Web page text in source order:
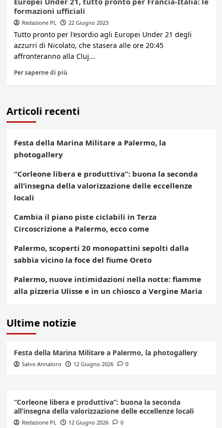
formazioni ufficiali
Redazione PL 22 Giugno 2023
Tutto pronto per l'esordio agli Europei Under 21 degli
azzurri di Nicolato, che stasera alle ore 20:45
affronteranno alla Cluj...
Per saperne di più
Articoli recenti
Festa della Marina Militare a Palermo, la
photogallery
“Corleone libera e produttiva”: buona la seconda
all’insegna della valorizzazione delle eccellenze
locali
Cambia il piano piste ciclabili in Terza
Circoscrizione a Palermo, ecco come
Palermo, scoperti 20 monopattini sepolti dalla
sabbia vicino la foce del fiume Oreto
Palermo, nuove intimidazioni nella notte: fiamme
alla pizzeria Ulisse e in un chiosco a Vergine Maria
Ultime notizie
Festa della Marina Militare a Palermo, la photogallery
Salvo Annaloro 12 Giugno 2026 0
“Corleone libera e produttiva”: buona la seconda
all’insegna della valorizzazione delle eccellenze locali
Redazione PL 12 Giugno 2026 0